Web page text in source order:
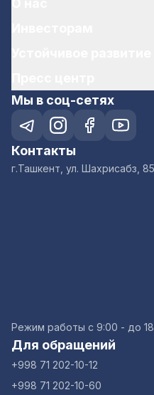
Мы в соц-сетях
Контакты
г.Ташкент, ул. Шахрисабз,
Режим работы с 9:00 - до
Для обращений
+998 71 202-10-12
+998 71 202-10-60